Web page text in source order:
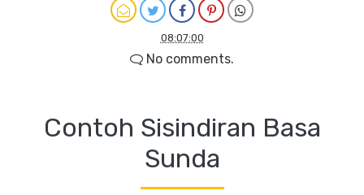
08:07:00
No comments.
Contoh Sisindiran Basa
Sunda